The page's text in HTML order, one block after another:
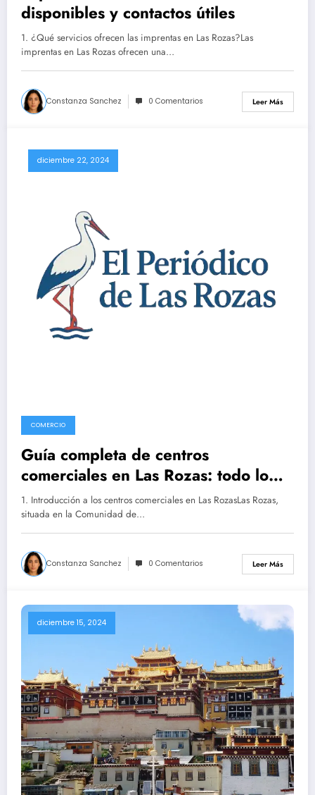
disponibles y contactos útiles
1. ¿Qué servicios ofrecen las imprentas en Las Rozas?Las
imprentas en Las Rozas ofrecen una…
Constanza Sanchez 0 Comentarios Leer Más
diciembre 22, 2024
COMERCIO
Guía completa de centros
comerciales en Las Rozas: todo lo
que necesitas saber
1. Introducción a los centros comerciales en Las RozasLas Rozas,
situada en la Comunidad de…
Constanza Sanchez 0 Comentarios Leer Más
diciembre 15, 2024